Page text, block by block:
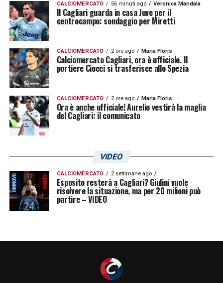
CALCIOMERCATO 56 minuti ago Veronica Mandala
Il Cagliari guarda in casa Juve per il
centrocampo: sondaggio per Miretti
CALCIOMERCATO 2 ore ago Maria Floris
Calciomercato Cagliari, ora è ufficiale. Il
portiere Ciocci si trasferisce allo Spezia
CALCIOMERCATO 2 ore ago Maria Floris
Ora è anche ufficiale! Aurelio vestirà la maglia
del Cagliari: il comunicato
VIDEO
CALCIOMERCATO 2 settimane ago
Esposito resterà a Cagliari? Giulini vuole
risolvere la situazione, ma per 20 milioni può
partire – VIDEO